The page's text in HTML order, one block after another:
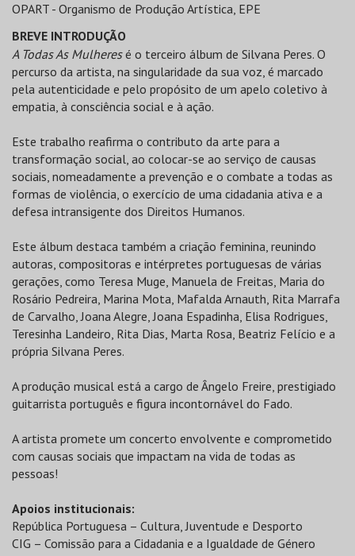
OPART - Organismo de Produção Artística, EPE
BREVE INTRODUÇÃO
A Todas As Mulheresé o terceiro álbum de Silvana Peres. O
percurso da artista, na singularidade da sua voz, é marcado
pela autenticidade e pelo propósito de um apelo coletivo à
empatia, à consciência social e à ação.
Este trabalho reafirma o contributo da arte para a
transformação social, ao colocar-se ao serviço de causas
sociais, nomeadamente a prevenção e o combate a todas as
formas de violência, o exercício de uma cidadania ativa e a
defesa intransigente dos Direitos Humanos.
Este álbum destaca também a criação feminina, reunindo
autoras, compositoras e intérpretes portuguesas de várias
gerações, como Teresa Muge, Manuela de Freitas, Maria do
Rosário Pedreira, Marina Mota, Mafalda Arnauth, Rita Marrafa
de Carvalho, Joana Alegre, Joana Espadinha, Elisa Rodrigues,
Teresinha Landeiro, Rita Dias, Marta Rosa, Beatriz Felício e a
própria Silvana Peres.
A produção musical está a cargo de Ângelo Freire, prestigiado
guitarrista português e figura incontornável do Fado.
A artista promete um concerto envolvente e comprometido
com causas sociais que impactam na vida de todas as
pessoas!
Apoios institucionais:
República Portuguesa – Cultura, Juventude e Desporto
CIG – Comissão para a Cidadania e a Igualdade de Género